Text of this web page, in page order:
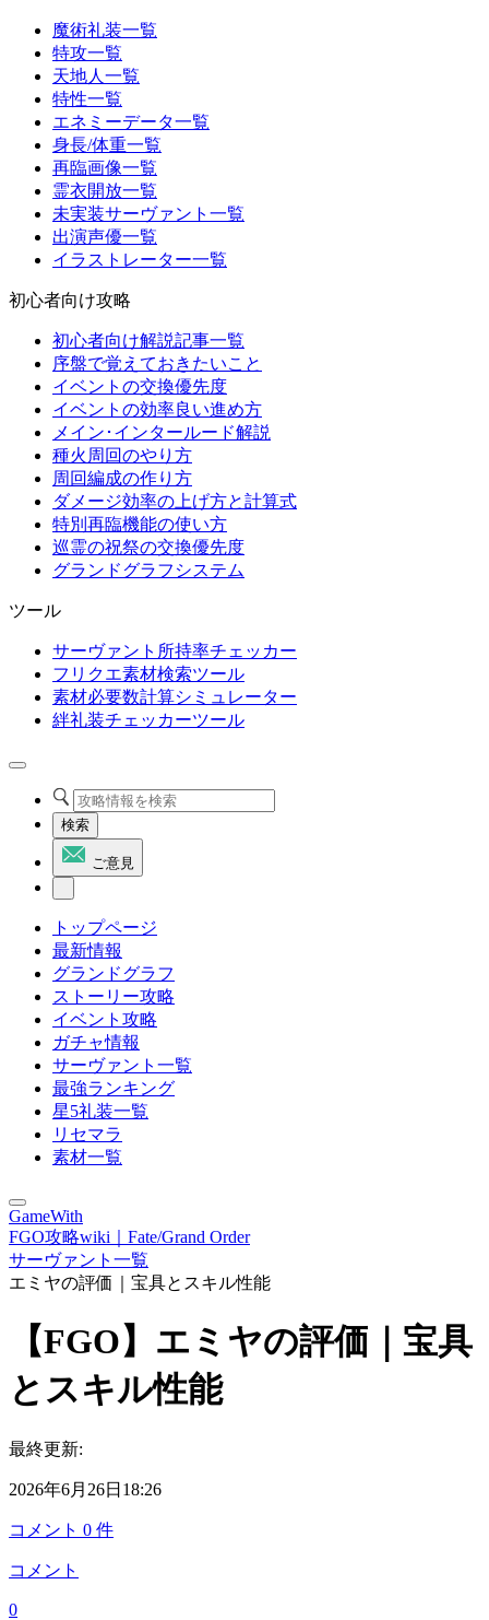
魔術礼装一覧
特攻一覧
天地人一覧
特性一覧
エネミーデータ一覧
身長/体重一覧
再臨画像一覧
霊衣開放一覧
未実装サーヴァント一覧
出演声優一覧
イラストレーター一覧
初心者向け攻略
初心者向け解説記事一覧
序盤で覚えておきたいこと
イベントの交換優先度
イベントの効率良い進め方
メイン･インタールード解説
種火周回のやり方
周回編成の作り方
ダメージ効率の上げ方と計算式
特別再臨機能の使い方
巡霊の祝祭の交換優先度
グランドグラフシステム
ツール
サーヴァント所持率チェッカー
フリクエ素材検索ツール
素材必要数計算シミュレーター
絆礼装チェッカーツール
検索
ご意見
トップページ
最新情報
グランドグラフ
ストーリー攻略
イベント攻略
ガチャ情報
サーヴァント一覧
最強ランキング
星5礼装一覧
リセマラ
素材一覧
GameWith
FGO攻略wiki｜Fate/Grand Order
サーヴァント一覧
エミヤの評価｜宝具とスキル性能
【FGO】エミヤの評価｜宝具
とスキル性能
最終更新:
2026年6月26日18:26
コメント 0 件
コメント
0